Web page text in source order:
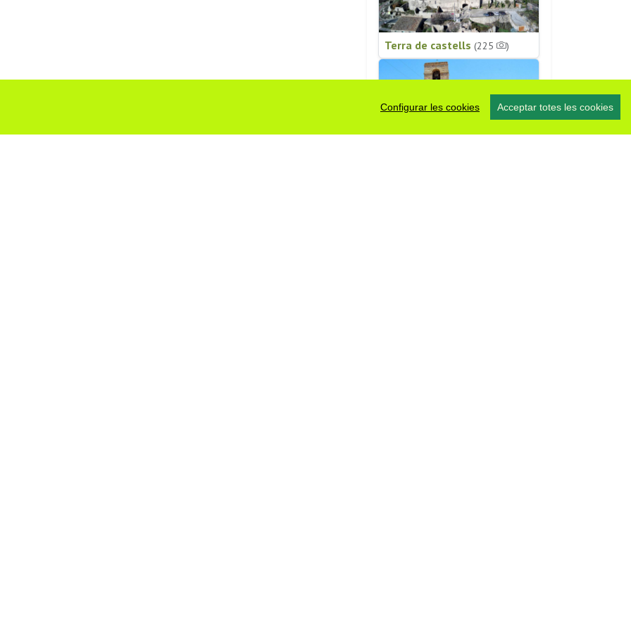
Configurar les cookies Acceptar totes les cookies
Terra de castells (225 )